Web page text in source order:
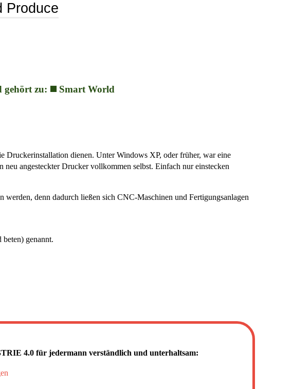
Produce
gehört zu: ◼️ Smart World
Druckerinstallation dienen. Unter Windows XP, oder früher, war eine
angesteckter Drucker vollkommen selbst. Einfach nur einstecken
werden, denn dadurch ließen sich CNC-Maschinen und Fertigungsanlagen
beten) genannt.
4.0 für jedermann verständlich und unterhaltsam: